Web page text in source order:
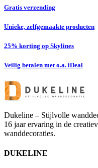
Gratis verzending
Unieke, zelfgemaakte producten
25% korting op Skylines
Veilig betalen met o.a. iDeal
Dukeline – Stijlvolle
16 jaar ervaring in de
wanddecoraties.
DUKELINE